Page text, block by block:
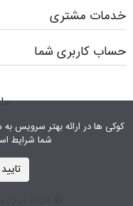
شما شرایط
تایید
خدمات مشتری
حساب کاربری شما